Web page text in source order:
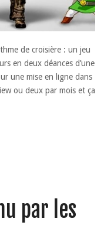
de croisière : un jeu
en deux déances d’une
une mise en ligne dans
ou deux par mois et ça
par les